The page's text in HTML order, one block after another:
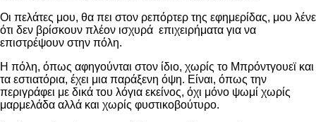
Οι πελάτες μου, θα πει στον ρεπόρτερ της εφημερίδας, μου λένε
ότι δεν βρίσκουν πλέον ισχυρά επιχειρήματα για να
επιστρέψουν στην πόλη.
Η πόλη, όπως αφηγούνται στον ίδιο, χωρίς το Μπρόντγουεϊ και
τα εστιατόρια, έχει μια παράξενη όψη. Είναι, όπως την
περιγράφει με δικά του λόγια εκείνος, όχι μόνο ψωμί χωρίς
μαρμελάδα αλλά και χωρίς φυστικοβούτυρο.